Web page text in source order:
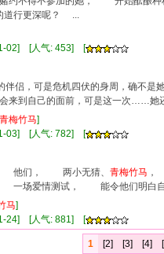
行更深呢？ ...
02] [人气: 453] [
伴侣，可是危机四伏的身周，确不
来到自己的面前，可是这一次……她
青梅竹马]
03] [人气: 782] [
他们， 两小无猜、 青梅竹马
爱情测试， 能令他们明白自
马]
24] [人气: 881] [
1 [2] [3] [4]